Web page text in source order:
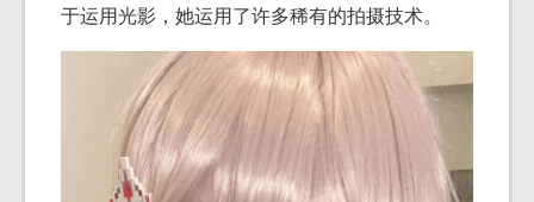
于运用光影，她运用了许多稀有的拍摄技术。